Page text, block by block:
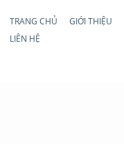
TRANG CHỦ GIỚI THIỆU
LIÊN HỆ